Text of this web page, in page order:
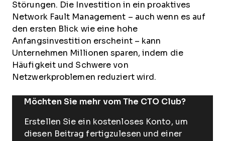
Störungen. Die Investition in ein proaktives
Network Fault Management – auch wenn es auf
den ersten Blick wie eine hohe
Anfangsinvestition erscheint – kann
Unternehmen Millionen sparen, indem die
Häufigkeit und Schwere von
Netzwerkproblemen reduziert wird.
Möchten Sie mehr vom The CTO Club?
Erstellen Sie ein kostenloses Konto, um
diesen Beitrag fertigzulesen und einer